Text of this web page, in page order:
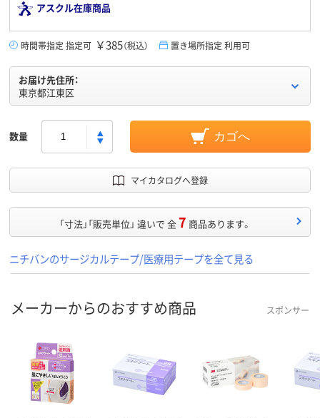
アスクル在庫商品
時間帯指定 指定可 ￥385（税込） 置き場所指定 利用可
お届け先住所：
東京都江東区
数量 カゴへ
マイカタログへ登録
「寸法」「販売単位」 違いで 全7 商品あります。
ニチバンのサージカルテープ/医療用テープを全て見る
メーカーからのおすすめ商品 スポンサー